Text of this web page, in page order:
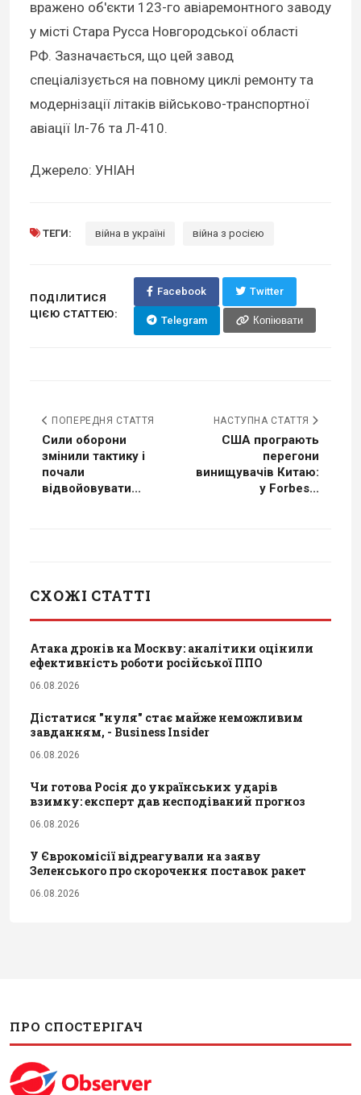
вражено об'єкти 123-го авіаремонтного заводу
у місті Стара Русса Новгородської області
РФ. Зазначається, що цей завод
спеціалізується на повному циклі ремонту та
модернізації літаків військово-транспортної
авіації Іл-76 та Л-410.
Джерело: УНІАН
ТЕГИ: війна в україні війна з росією
ПОДІЛИТИСЯ
ЦІЄЮ СТАТТЕЮ:
Facebook Twitter
Telegram Копіювати
ПОПЕРЕДНЯ СТАТТЯ
Сили оборони
змінили тактику і
почали
відвойовувати...
НАСТУПНА СТАТТЯ
США програють
перегони
винищувачів Китаю:
у Forbes...
СХОЖІ СТАТТІ
Атака дронів на Москву: аналітики оцінили
ефективність роботи російської ППО
06.08.2026
Дістатися "нуля" стає майже неможливим
завданням, - Business Insider
06.08.2026
Чи готова Росія до українських ударів
взимку: експерт дав несподіваний прогноз
06.08.2026
У Єврокомісії відреагували на заяву
Зеленського про скорочення поставок ракет
06.08.2026
ПРО СПОСТЕРІГАЧ